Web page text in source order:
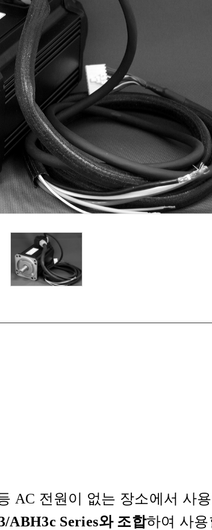
AC 전원이 없는 장소에서 사
ABH3c Series와 조합하여 사